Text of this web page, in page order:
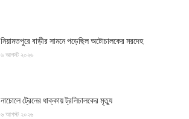
নিয়ামতপুরে বাড়ীর সামনে পড়েছিল অটোচালকের মরদেহ
৬ আগস্ট ২০২৬
নাচোলে ট্রেনের ধাক্কায় ট্রলিচালকের মৃত্যু
৬ আগস্ট ২০২৬